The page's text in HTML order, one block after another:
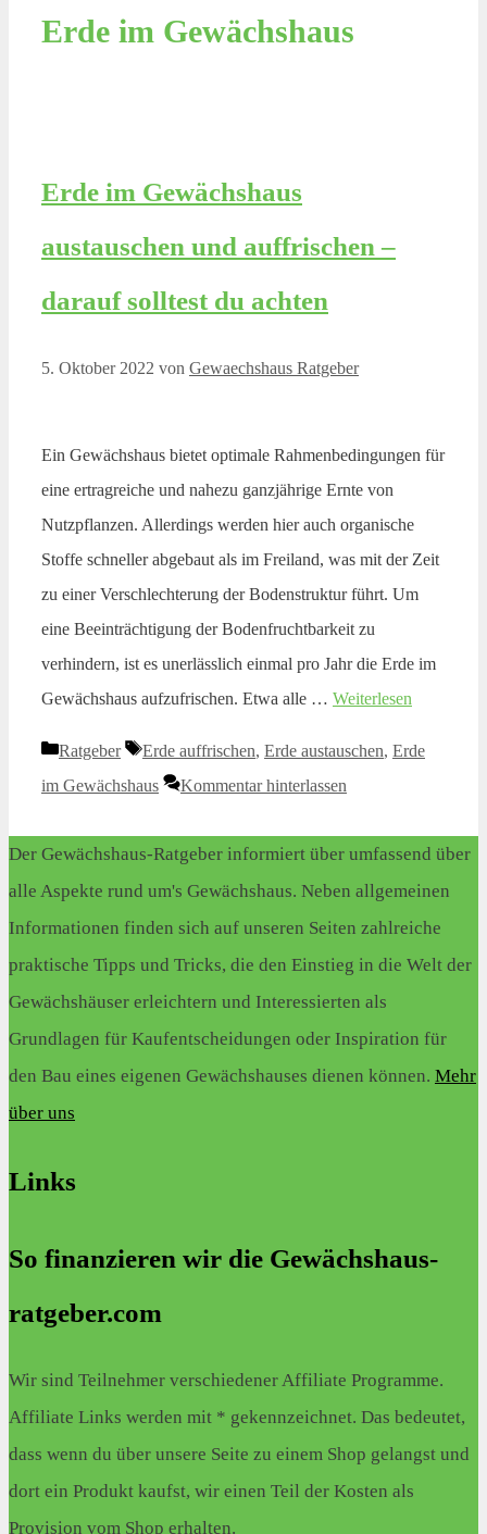
Erde im Gewächshaus
Erde im Gewächshaus
austauschen und auffrischen –
darauf solltest du achten
5. Oktober 2022 von Gewaechshaus Ratgeber
Ein Gewächshaus bietet optimale Rahmenbedingungen für
eine ertragreiche und nahezu ganzjährige Ernte von
Nutzpflanzen. Allerdings werden hier auch organische
Stoffe schneller abgebaut als im Freiland, was mit der Zeit
zu einer Verschlechterung der Bodenstruktur führt. Um
eine Beeinträchtigung der Bodenfruchtbarkeit zu
verhindern, ist es unerlässlich einmal pro Jahr die Erde im
Gewächshaus aufzufrischen. Etwa alle … Weiterlesen
Kategorien
Ratgeber Schlagwörter
Erde auffrischen, Erde austauschen, Erde
im Gewächshaus
Kommentar hinterlassen
Der Gewächshaus-Ratgeber informiert über umfassend über
alle Aspekte rund um's Gewächshaus. Neben allgemeinen
Informationen finden sich auf unseren Seiten zahlreiche
praktische Tipps und Tricks, die den Einstieg in die Welt der
Gewächshäuser erleichtern und Interessierten als
Grundlagen für Kaufentscheidungen oder Inspiration für
den Bau eines eigenen Gewächshauses dienen können. Mehr
über uns
Links
So finanzieren wir die Gewächshaus-
ratgeber.com
Wir sind Teilnehmer verschiedener Affiliate Programme.
Affiliate Links werden mit * gekennzeichnet. Das bedeutet,
dass wenn du über unsere Seite zu einem Shop gelangst und
dort ein Produkt kaufst, wir einen Teil der Kosten als
Provision vom Shop erhalten.